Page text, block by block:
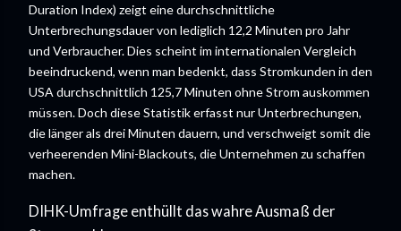
Duration Index) zeigt eine durchschnittliche
Unterbrechungsdauer von lediglich 12,2 Minuten pro Jahr
und Verbraucher. Dies scheint im internationalen Vergleich
beeindruckend, wenn man bedenkt, dass Stromkunden in den
USA durchschnittlich 125,7 Minuten ohne Strom auskommen
müssen. Doch diese Statistik erfasst nur Unterbrechungen,
die länger als drei Minuten dauern, und verschweigt somit die
verheerenden Mini-Blackouts, die Unternehmen zu schaffen
machen.
DIHK-Umfrage enthüllt das wahre Ausmaß der